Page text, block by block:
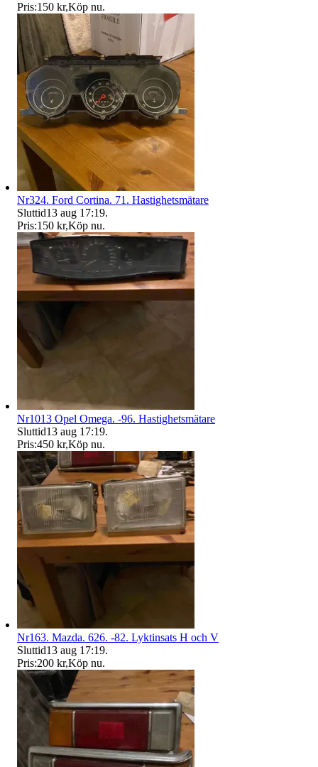
Pris:150 kr,Köp nu.
Nr324. Ford Cortina. 71. Hastighetsmätare
Sluttid13 aug 17:19.
Pris:150 kr,Köp nu.
Nr1013 Opel Omega. -96. Hastighetsmätare
Sluttid13 aug 17:19.
Pris:450 kr,Köp nu.
Nr163. Mazda. 626. -82. Lyktinsats H och V
Sluttid13 aug 17:19.
Pris:200 kr,Köp nu.